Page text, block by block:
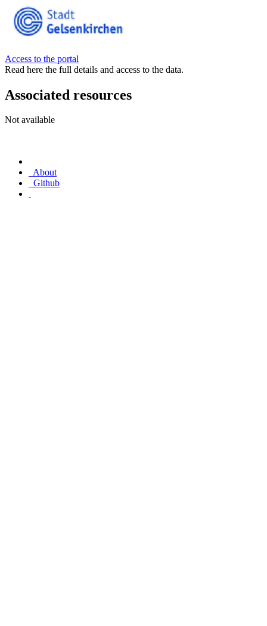
Access to the portal
Read here the full details and access to the data.
Associated resources
Not available
About
Github